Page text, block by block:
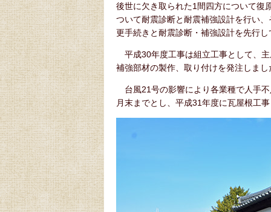
後世に欠き取られた1間四方について復
ついて耐震診断と耐震補強設計を行い
更手続きと耐震診断・補強設計を先行
平成30年度工事は組立工事として、
補強部材の製作、取り付けを発注しまし
台風21号の影響により各業種で人手
月末までとし、平成31年度に瓦屋根工